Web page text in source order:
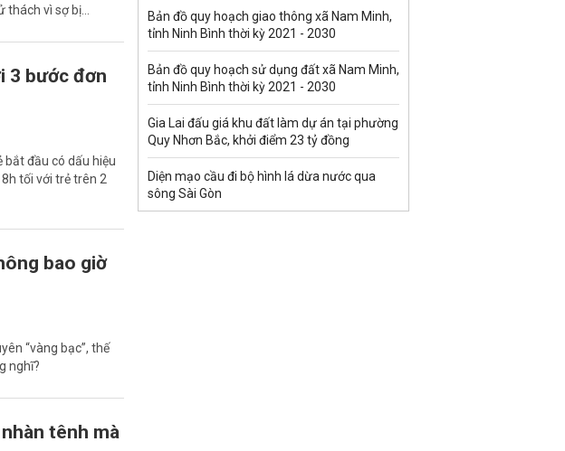
vì sợ bị...
3 bước đơn
bắt đầu có dấu hiệu
tối với trẻ trên 2
bao giờ
“vàng bạc”, thế
nghĩ?
nhàn tênh mà
Bản đồ quy hoạch giao thông xã Nam Minh,
tỉnh Ninh Bình thời kỳ 2021 - 2030
Bản đồ quy hoạch sử dụng đất xã Nam Minh,
tỉnh Ninh Bình thời kỳ 2021 - 2030
Gia Lai đấu giá khu đất làm dự án tại phường
Quy Nhơn Bắc, khởi điểm 23 tỷ đồng
Diện mạo cầu đi bộ hình lá dừa nước qua
sông Sài Gòn